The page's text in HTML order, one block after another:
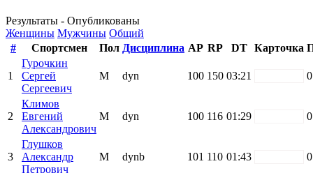
Результаты - Опубликованы
Женщины Мужчины Общий
#
Спортсмен Пол Дисциплина AP RP DT Карточка
1
Гурочкин
Сергей
Сергеевич
М dyn 100 150 03:21 0
2
Климов
Евгений
Александрович
М dyn 100 116 01:29 0
3
Глушков
Александр
Петрович
М dynb 101 110 01:43 0